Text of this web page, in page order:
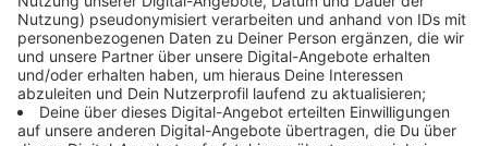
Mehr zu schaffen machen dürften die vielen Fälle
aktuell aber den Arbeitgebern in unserer Stadt: Über
4.200 Menschen aus Leverkusen waren Stand Freitag
in Quarantäne.
Seit vergangener Woche gelten für NRW außerdem